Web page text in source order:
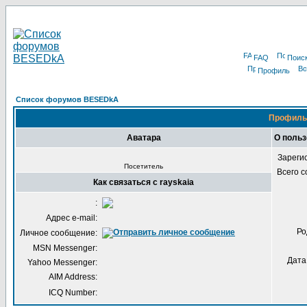
FAQ
Профиль
Список форумов BESEDkA
Профиль
Аватара О
Посетитель
Всего
Как связаться с rayskaia
:
Адрес e-mail:
Личное сообщение:
MSN Messenger:
Yahoo Messenger:
AIM Address:
ICQ Number: